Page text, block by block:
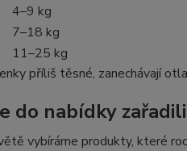
4–9 kg
7–18 kg
11–25 kg
příliš těsné, zanechávají
do nabídky
vybíráme produkty, které